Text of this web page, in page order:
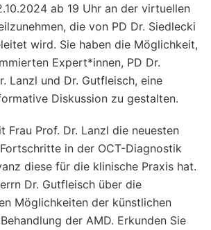
ab 19 Uhr an der virtuellen
die von PD Dr. Siedlecki
wird. Sie haben die Möglichkeit,
Expert*innen, PD Dr.
Lanzl und Dr. Gutfleisch, eine
Diskussion zu gestalten.
Frau Prof. Dr. Lanzl die neuesten
in der OCT-Diagnostik
diese für die klinische Praxis hat.
Dr. Gutfleisch über die
Möglichkeiten der künstlichen
der AMD. Erkunden Sie